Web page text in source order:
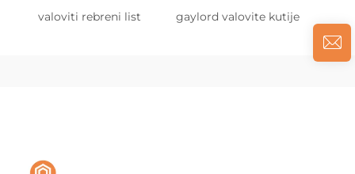
valoviti rebreni list gaylord valovite kutije